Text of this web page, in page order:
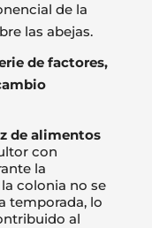
de la
las abejas.
de factores,
de alimentos
con
la
colonia no se
temporada, lo
al